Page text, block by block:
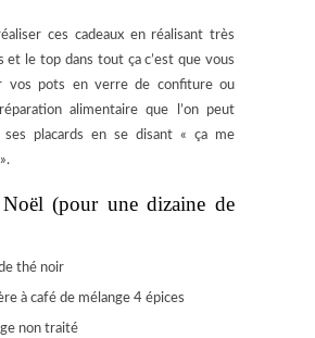
ces cadeaux en réalisant très
et le top dans tout ça c’est que vous
vos pots en verre de confiture ou
alimentaire que l’on peut
ses placards en se disant « ça me
(pour une dizaine de
thé noir
à café de mélange 4 épices
non traité